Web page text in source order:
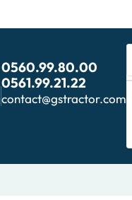
0560.99.80.00
0561.99.21.22
contact@gstractor.com